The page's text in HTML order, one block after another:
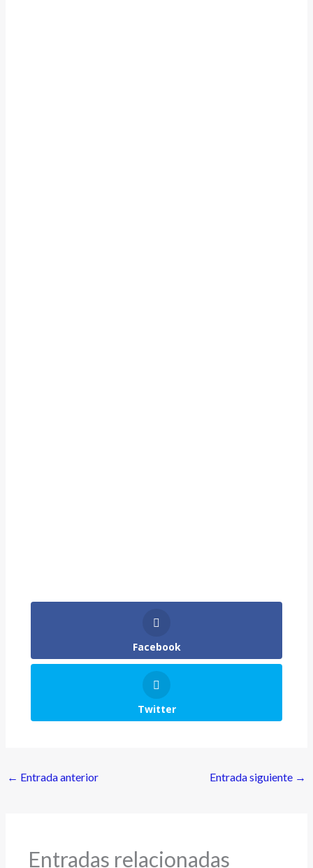
Facebook
Twitter
← Entrada anterior Entrada siguiente →
Entradas relacionadas